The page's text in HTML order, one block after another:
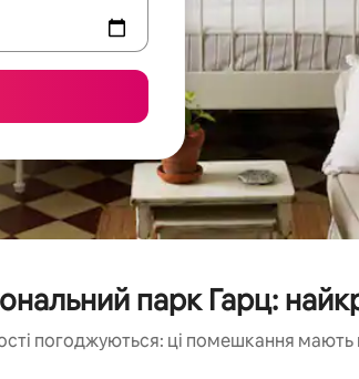
парк Гарц:
погоджуються: ці помешкання мають